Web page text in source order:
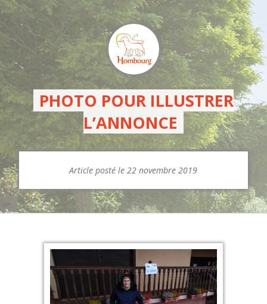
PHOTO POUR ILLUSTRER
L’ANNONCE
Article posté le 22 novembre 2019